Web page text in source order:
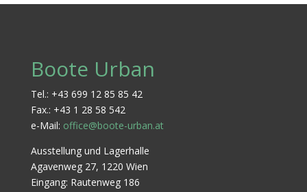
Boote Urban
Tel.: +43 699 12 85 85 42
Fax.: +43 1 28 58 542
e-Mail: office@boote-urban.at
Ausstellung und Lagerhalle
Agavenweg 27, 1220 Wien
Eingang: Rautenweg 186